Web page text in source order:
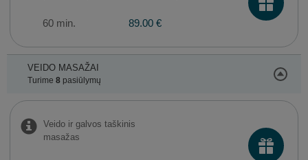
60 min. 89.00 €
VEIDO MASAŽAI
Turime 8pasiūlymų
Veido ir galvos taškinis
masažas